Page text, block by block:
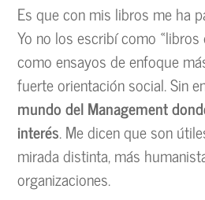
Es que con mis libros me ha
Yo no los escribí como «libros
como ensayos de enfoque
fuerte orientación social. Sin
mundo del Management
interés. Me dicen que son
mirada distinta, más
organizaciones.